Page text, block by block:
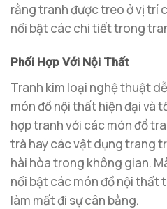
rằng tranh được treo ở vị trí
nổi bật các chi tiết trong
Phối Hợp Với Nội Thất
Tranh kim loại nghệ thuật
món đồ nội thất hiện đại và
hợp tranh với các món đồ
trà hay các vật dụng trang
hài hòa trong không gian.
nổi bật các món đồ nội thất
làm mất đi sự cân bằng.